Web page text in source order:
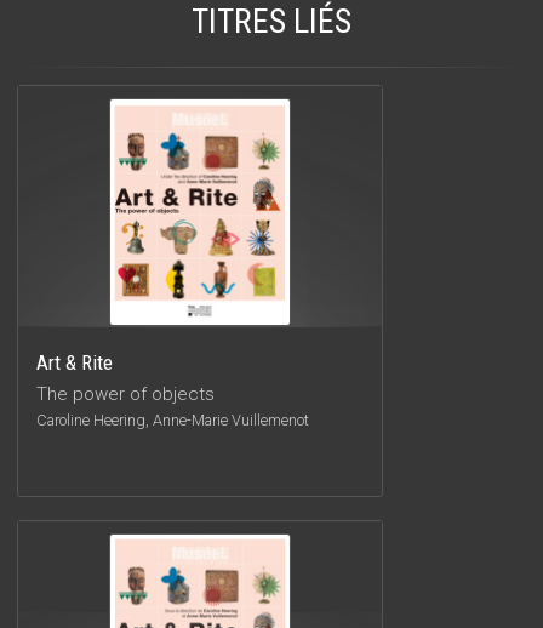
TITRES LIÉS
Art & Rite
The power of objects
Caroline Heering, Anne-Marie Vuillemenot